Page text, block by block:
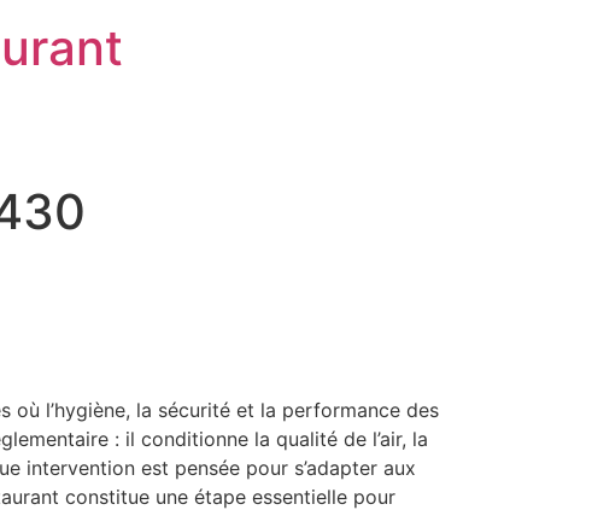
l’hygiène, la sécurité et la performance des
: il conditionne la qualité de l’air, la
intervention est pensée pour s’adapter aux
constitue une étape essentielle pour